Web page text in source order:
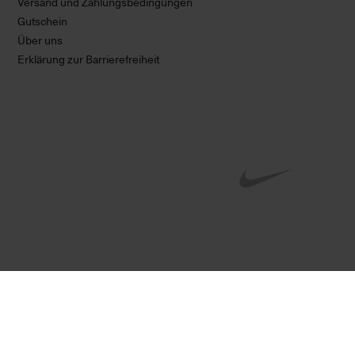
Gutschein
Über uns
Erklärung zur Barrierefreiheit